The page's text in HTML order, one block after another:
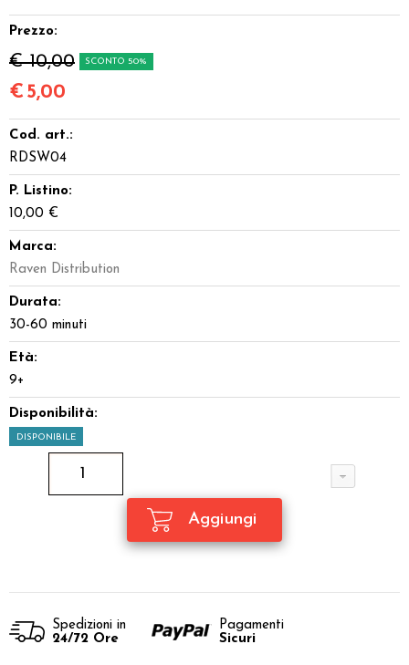
Prezzo:
€ 10,00 SCONTO 50%
€ 5,00
Cod. art.:
RDSW04
P. Listino:
10,00 €
Marca:
Raven Distribution
Durata:
30-60 minuti
Età:
9+
Disponibilità:
DISPONIBILE
Spedizioni in
24/72 Ore
Pagamenti
Sicuri